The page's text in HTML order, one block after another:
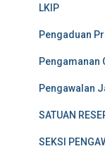
LKIP
Pengaduan
Pengamanan
Pengawalan
SATUAN
SEKSI